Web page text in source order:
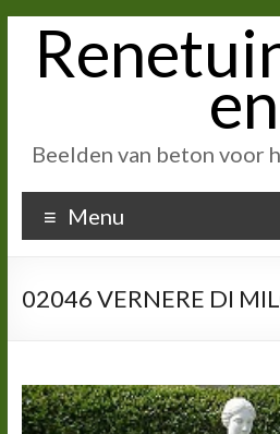
inhoud
en
Beelden van beton voor
Menu
02046 VERNERE DI